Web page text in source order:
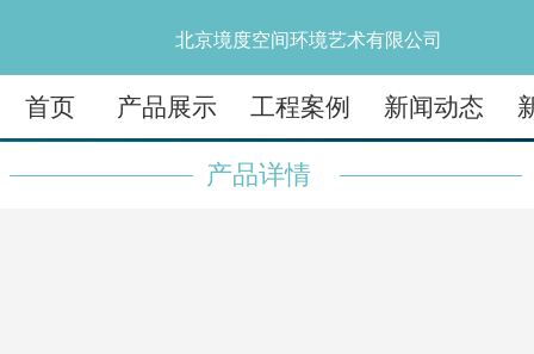
北京境度空间环境艺术有限公司
首页 产品展示 工程案例 新闻动态
产品详情